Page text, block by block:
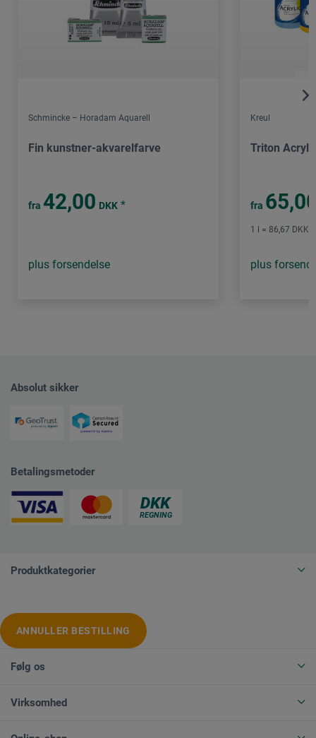
Schmincke – Horadam Aquarell
Fin kunstner-akvarelfarve
fra 42,00 DKK *
plus forsendelse
Kreul
Triton
fra
1 l = 86,67 DKK
plus
Absolut sikker
Betalingsmetoder
Produktkategorier
ANNULLER BESTILLING
Følg os
Virksomhed